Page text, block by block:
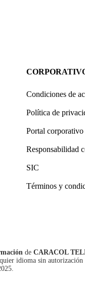
Condiciones de
Política de
Portal corporativo
Responsabilidad
SIC
Términos y
de CARACOL
idioma sin autorización